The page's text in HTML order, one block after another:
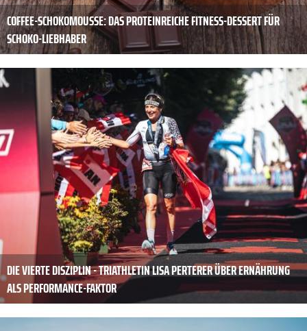
COFFEE-SCHOKOMOUSSE: DAS PROTEINREICHE FITNESS-DESSERT FÜR
SCHOKO-LIEBHABER
DIE VIERTE DISZIPLIN - TRIATHLETIN LISA PERTERER ÜBER ERNÄHRUNG
ALS PERFORMANCE-FAKTOR